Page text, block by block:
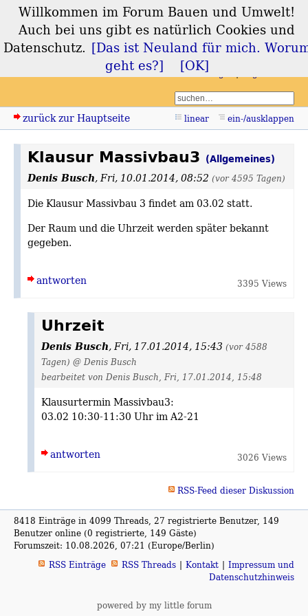
Forum Bauen und
Umwelt
zurück zur Hauptseite linear ein-/ausklappen
Klausur Massivbau3 (Allgemeines)
Denis Busch,Fri, 10.01.2014, 08:52 (vor 4595 Tagen)
Die Klausur Massivbau 3 findet am 03.02 statt.
Der Raum und die Uhrzeit werden später bekannt
gegeben.
antworten 3395 Views
Uhrzeit
Denis Busch,Fri, 17.01.2014, 15:43 (vor 4588
Tagen) @ Denis Busch
bearbeitet von Denis Busch, Fri, 17.01.2014, 15:48
Klausurtermin Massivbau3:
03.02 10:30-11:30 Uhr im A2-21
antworten 3026 Views
RSS-Feed dieser Diskussion
8418 Einträge in 4099 Threads, 27 registrierte Benutzer, 149
Benutzer online (0 registrierte, 149 Gäste)
Forumszeit: 10.08.2026, 07:21 (Europe/Berlin)
RSS Einträge
RSS Threads Kontakt
Impressum und
Datenschutzhinweis
powered by my little forum
Willkommen im Forum Bauen und Umwelt!
Auch bei uns gibt es natürlich Cookies und
Datenschutz. [Das ist Neuland für mich.
geht es?]
[OK]